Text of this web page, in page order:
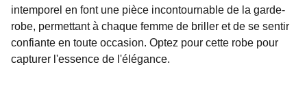
intemporel en font une pièce incontournable de la garde-
robe, permettant à chaque femme de briller et de se sentir
confiante en toute occasion. Optez pour cette robe pour
capturer l'essence de l'élégance.